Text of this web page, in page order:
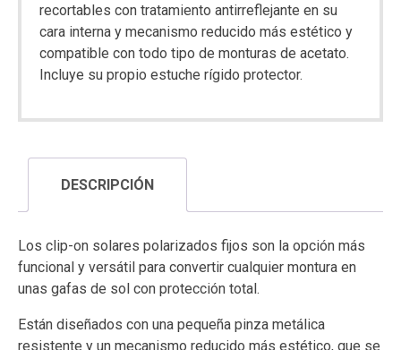
recortables con tratamiento antirreflejante en su
cara interna y mecanismo reducido más estético y
compatible con todo tipo de monturas de acetato.
Incluye su propio estuche rígido protector.
DESCRIPCIÓN
Los clip-on solares polarizados fijos son la opción más
funcional y versátil para convertir cualquier montura en
unas gafas de sol con protección total.
Están diseñados con una pequeña pinza metálica
resistente y un mecanismo reducido más estético, que se